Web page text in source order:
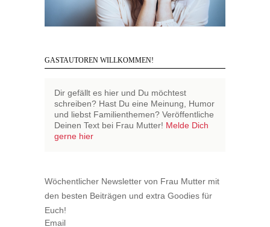
GASTAUTOREN WILLKOMMEN!
Dir gefällt es hier und Du möchtest
schreiben? Hast Du eine Meinung, Humor
und liebst Familienthemen? Veröffentliche
Deinen Text bei Frau Mutter! Melde Dich
gerne hier
Wöchentlicher Newsletter von Frau Mutter mit
den besten Beiträgen und extra Goodies für
Euch!
Email